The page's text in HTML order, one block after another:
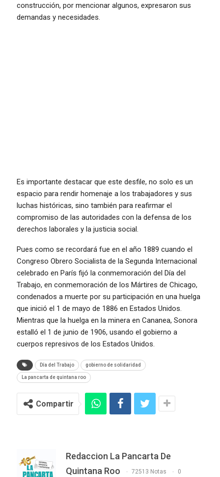
construcción, por mencionar algunos, expresaron sus
demandas y necesidades.
Es importante destacar que este desfile, no solo es un
espacio para rendir homenaje a los trabajadores y sus
luchas históricas, sino también para reafirmar el
compromiso de las autoridades con la defensa de los
derechos laborales y la justicia social.
Pues como se recordará fue en el año 1889 cuando el
Congreso Obrero Socialista de la Segunda Internacional
celebrado en París fijó la conmemoración del Día del
Trabajo, en conmemoración de los Mártires de Chicago,
condenados a muerte por su participación en una huelga
que inició el 1 de mayo de 1886 en Estados Unidos.
Mientras que la huelga en la minera en Cananea, Sonora
estalló el 1 de junio de 1906, usando el gobierno a
cuerpos represivos de los Estados Unidos.
Día del Trabajo gobierno de solidaridad
La pancarta de quintana roo
Compartir
Redaccion La Pancarta De
Quintana Roo
72513 Notas 0